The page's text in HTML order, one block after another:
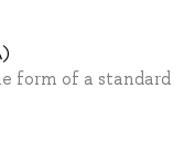
form of a standard